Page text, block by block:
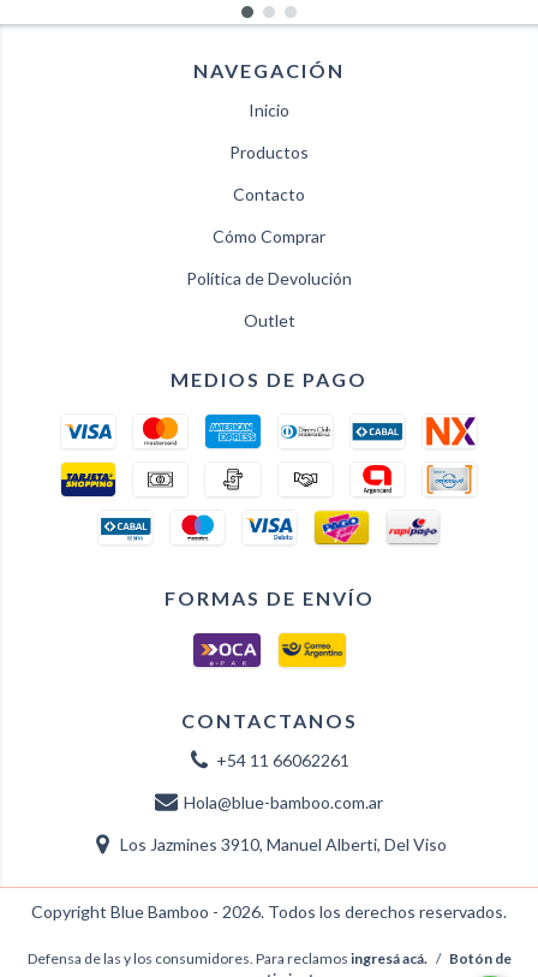
NAVEGACIÓN
Inicio
Productos
Contacto
Cómo Comprar
Política de Devolución
Outlet
MEDIOS DE PAGO
FORMAS DE ENVÍO
CONTACTANOS
+54 11 66062261
Hola@blue-bamboo.com.ar
Los Jazmines 3910, Manuel Alberti, Del Viso
Copyright Blue Bamboo - 2026. Todos los derechos reservados.
Defensa de las y los consumidores. Para reclamos ingresá acá. / Botón de